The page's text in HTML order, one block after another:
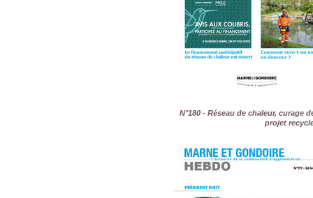
N°180 - Réseau de chaleur, curage
projet